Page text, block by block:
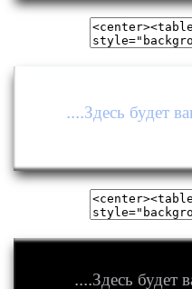
....Здесь будет
....Здесь будет